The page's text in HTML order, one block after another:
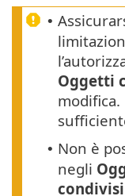
•
Oggetti
modifica.
• Non è
negli
condivisi